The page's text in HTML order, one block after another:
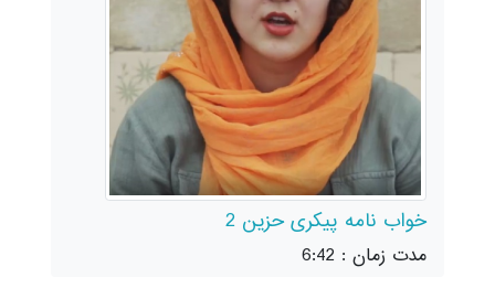
خواب نامه پیکری حزین 2
مدت زمان : 6:42